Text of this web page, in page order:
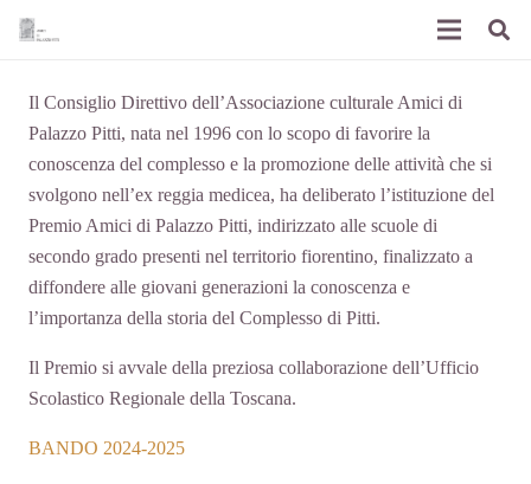
Il Consiglio Direttivo dell’Associazione culturale Amici di
Palazzo Pitti, nata nel 1996 con lo scopo di favorire la
conoscenza del complesso e la promozione delle attività che si
svolgono nell’ex reggia medicea, ha deliberato l’istituzione del
Premio Amici di Palazzo Pitti, indirizzato alle scuole di
secondo grado presenti nel territorio fiorentino, finalizzato a
diffondere alle giovani generazioni la conoscenza e
l’importanza della storia del Complesso di Pitti.
Il Premio si avvale della preziosa collaborazione dell’Ufficio
Scolastico Regionale della Toscana.
BANDO 2024-2025